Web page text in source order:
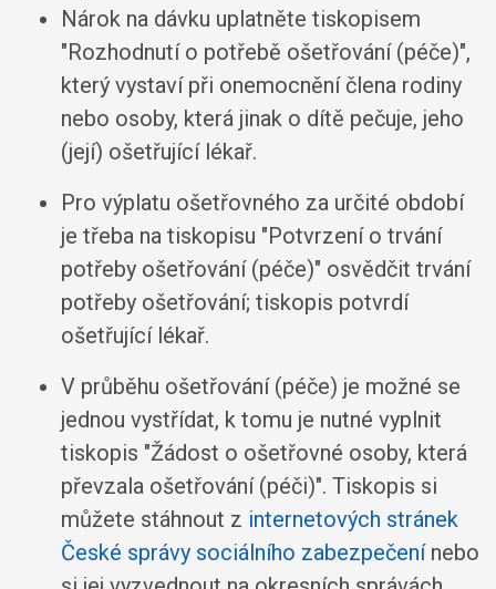
Nárok na dávku uplatněte tiskopisem
"Rozhodnutí o potřebě ošetřování (péče)",
který vystaví při onemocnění člena rodiny
nebo osoby, která jinak o dítě pečuje, jeho
(její) ošetřující lékař.
Pro výplatu ošetřovného za určité období
je třeba na tiskopisu "Potvrzení o trvání
potřeby ošetřování (péče)" osvědčit trvání
potřeby ošetřování; tiskopis potvrdí
ošetřující lékař.
V průběhu ošetřování (péče) je možné se
jednou vystřídat, k tomu je nutné vyplnit
tiskopis "Žádost o ošetřovné osoby, která
převzala ošetřování (péči)". Tiskopis si
můžete stáhnout z internetových stránek
České správy sociálního zabezpečenínebo